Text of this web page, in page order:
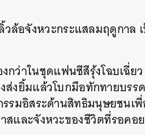
ล้อจังหวะกระแสลมฤดูกา
งกว่าในชุดแฟนซีสีรุ้งโฉบเ
ส่งยิ้มแล้วโบกมือทักทายบ
รมอิสระด้านสิทธิมนุษยชนเ
สและจังหวะของชีวิตที่รอคอ